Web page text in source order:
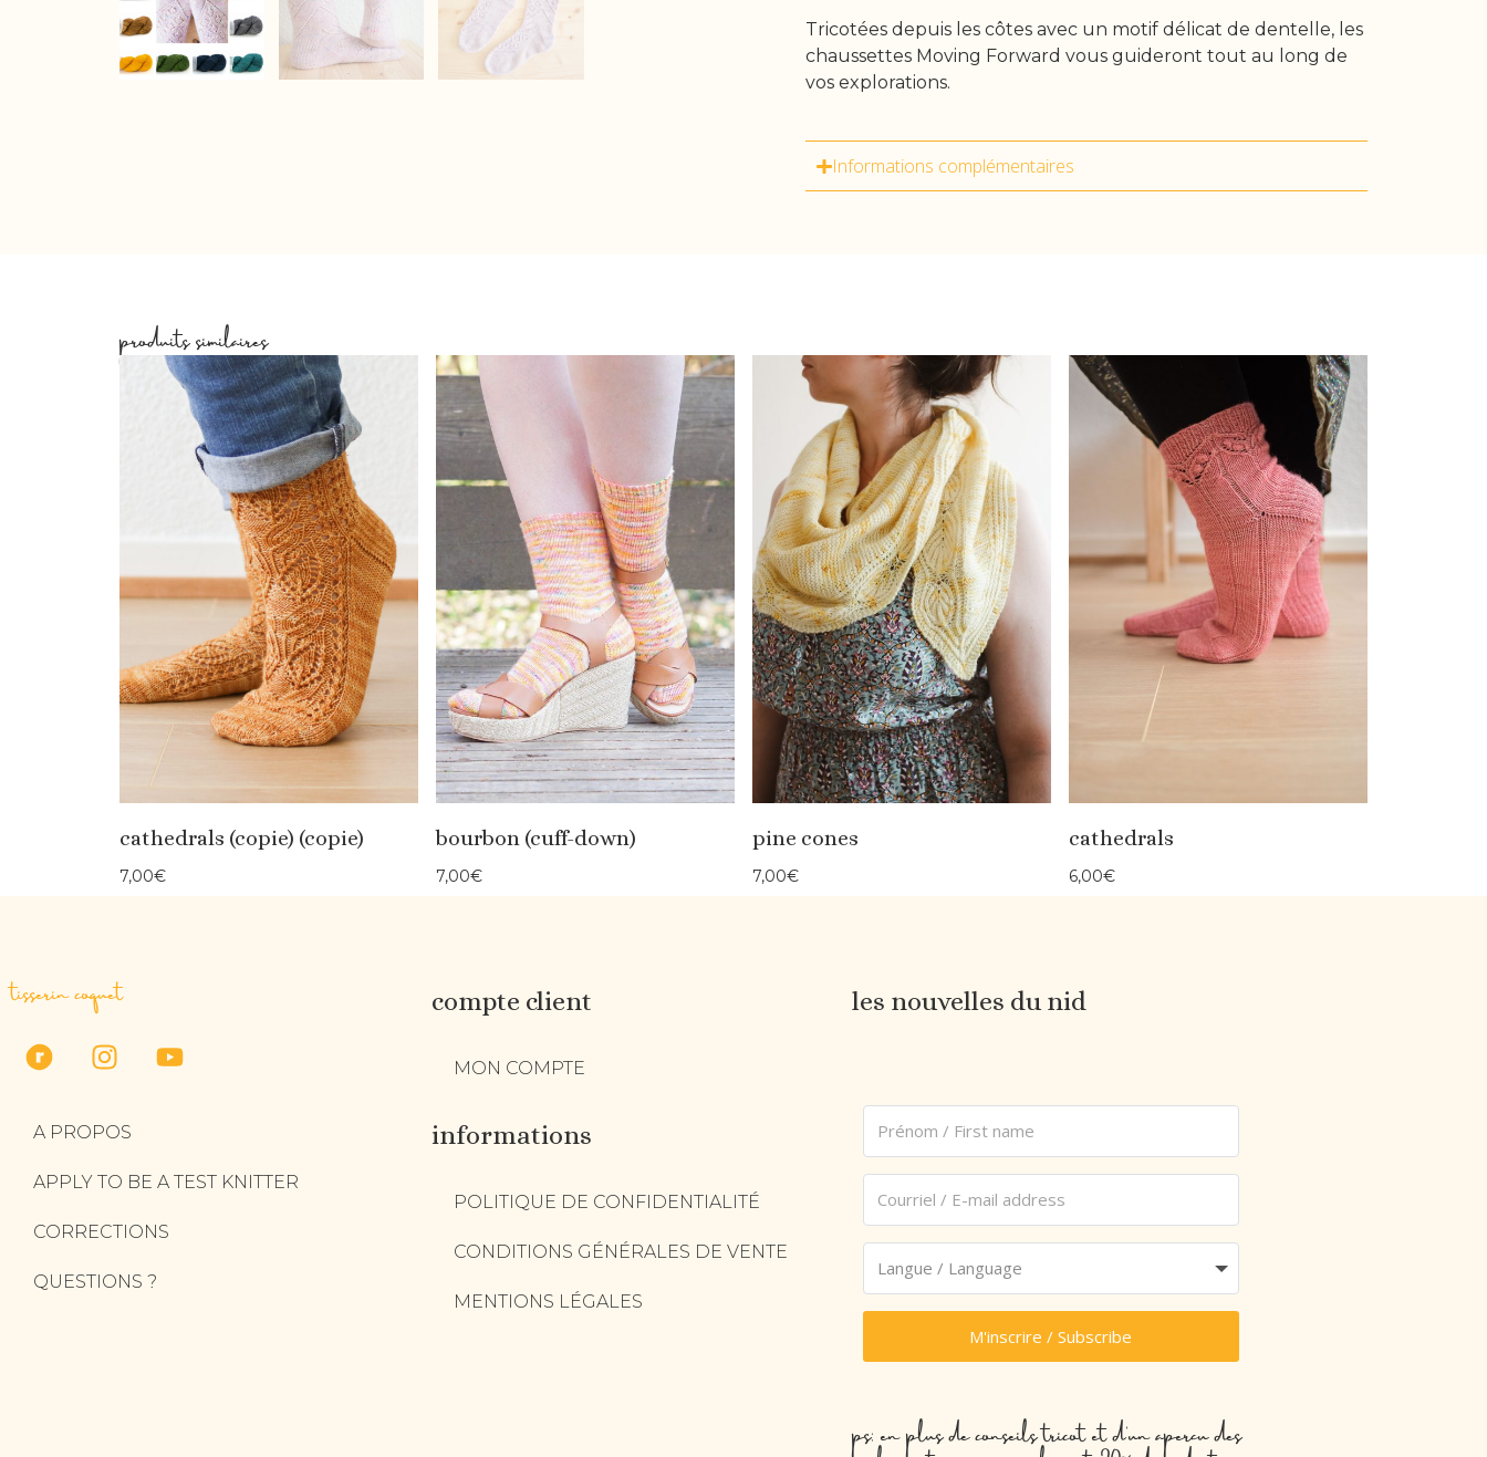
Tricotées depuis les côtes avec un motif délicat de dentelle, les
chaussettes Moving Forward vous guideront tout au long de
vos explorations.
Informations complémentaires
produits similaires
cathedrals (copie) (copie)
7,00€
bourbon (cuff-down)
7,00€
pine cones
7,00€
cathedrals
6,00€
tisserin coquet
A PROPOS
APPLY TO BE A TEST KNITTER
CORRECTIONS
QUESTIONS ?
compte client
MON COMPTE
informations
POLITIQUE DE CONFIDENTIALITÉ
CONDITIONS GÉNÉRALES DE VENTE
MENTIONS LÉGALES
les nouvelles du nid
M'inscrire / Subscribe
ps: en plus de conseils tricot et d’un aperçu des